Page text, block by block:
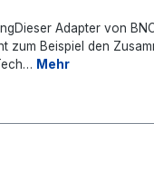
Adapter von
zum Beispiel den
Mehr